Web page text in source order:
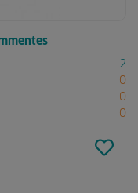
2
0
0
0